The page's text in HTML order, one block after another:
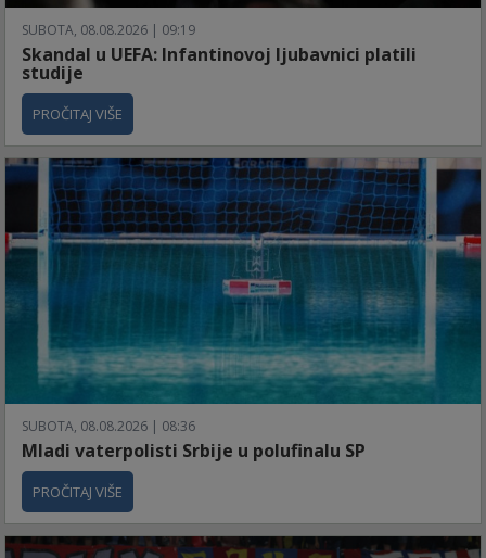
SUBOTA, 08.08.2026 | 09:19
Skandal u UEFA: Infantinovoj ljubavnici platili
studije
PROČITAJ VIŠE
SUBOTA, 08.08.2026 | 08:36
Mladi vaterpolisti Srbije u polufinalu SP
PROČITAJ VIŠE